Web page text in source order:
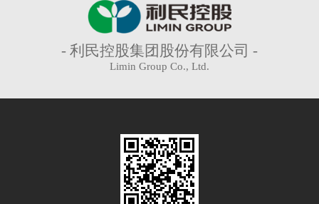
- 利民控股集团股份有限公司 -
Limin Group Co., Ltd.